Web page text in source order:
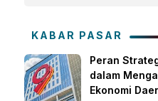
KABAR PASAR
Peran
dalam
Ekonomi